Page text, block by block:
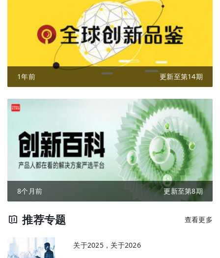
1年前 更新至第14期
8个月前 更新至第8期
推荐专题 查看更多
关于2025，关于2026